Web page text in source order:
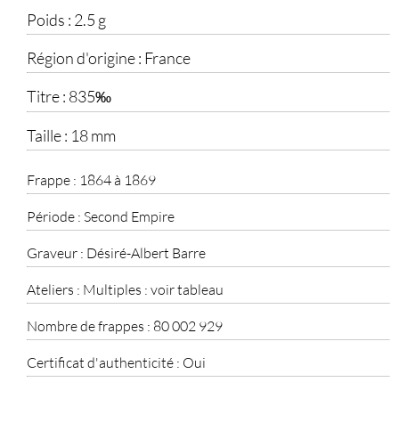
Poids : 2.5 g
Région d'origine : France
Titre : 835‰
Taille : 18 mm
Frappe : 1864 à 1869
Période : Second Empire
Graveur : Désiré-Albert Barre
Ateliers : Multiples : voir tableau
Nombre de frappes : 80 002 929
Certificat d'authenticité : Oui